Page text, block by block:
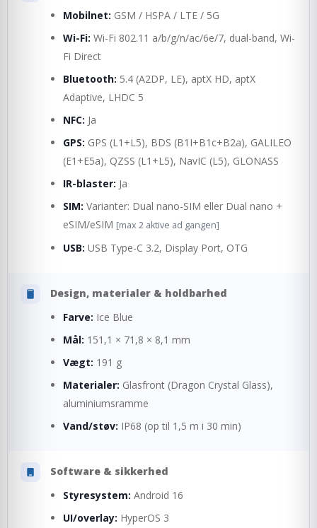
Mobilnet: GSM / HSPA / LTE / 5G
Wi-Fi: Wi-Fi 802.11 a/b/g/n/ac/6e/7, dual-band, Wi-
Fi Direct
Bluetooth: 5.4 (A2DP, LE), aptX HD, aptX
Adaptive, LHDC 5
NFC: Ja
GPS: GPS (L1+L5), BDS (B1I+B1c+B2a), GALILEO
(E1+E5a), QZSS (L1+L5), NavIC (L5), GLONASS
IR-blaster: Ja
SIM: Varianter: Dual nano-SIM eller Dual nano +
eSIM/eSIM [max 2 aktive ad gangen]
USB: USB Type-C 3.2, Display Port, OTG
Design, materialer & holdbarhed
Farve: Ice Blue
Mål: 151,1 × 71,8 × 8,1 mm
Vægt: 191 g
Materialer: Glasfront (Dragon Crystal Glass),
aluminiumsramme
Vand/støv: IP68 (op til 1,5 m i 30 min)
Software & sikkerhed
Styresystem: Android 16
UI/overlay: HyperOS 3